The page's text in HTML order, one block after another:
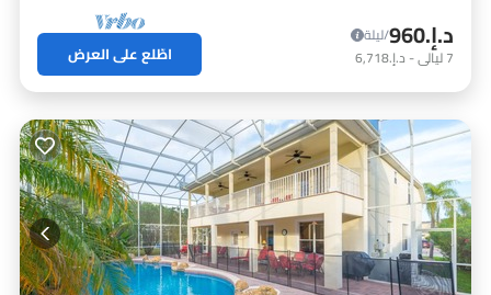
د.إ.‏960
/ليلة
7ليالي- د.إ.‏6,718 اطّلع على العرض